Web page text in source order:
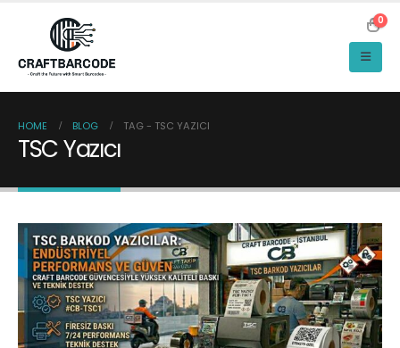
0
HOME BLOG TAG - TSC YAZICI
TSC Yazıcı